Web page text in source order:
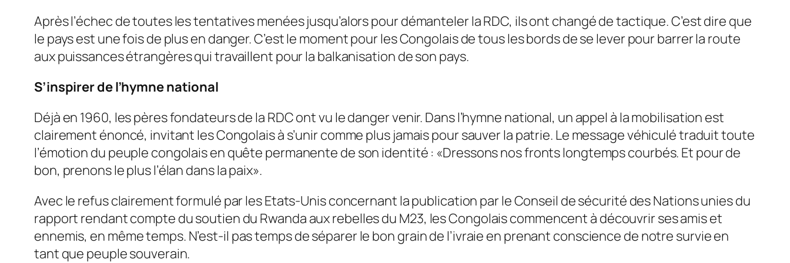
Après l’échec de toutes les tentatives menées jusqu’alors pour démanteler la RDC, ils ont changé de tactique. C’est dire que
le pays est une fois de plus en danger. C’est le moment pour les Congolais de tous les bords de se lever pour barrer la route
aux puissances étrangères qui travaillent pour la balkanisation de son pays.
S’inspirer de l’hymne national
Déjà en 1960, les pères fondateurs de la RDC ont vu le danger venir. Dans l’hymne national, un appel à la mobilisation est
clairement énoncé, invitant les Congolais à s’unir comme plus jamais pour sauver la patrie. Le message véhiculé traduit toute
l’émotion du peuple congolais en quête permanente de son identité : «Dressons nos fronts longtemps courbés. Et pour de
bon, prenons le plus l’élan dans la paix».
Avec le refus clairement formulé par les Etats-Unis concernant la publication par le Conseil de sécurité des Nations unies du
rapport rendant compte du soutien du Rwanda aux rebelles du M23, les Congolais commencent à découvrir ses amis et
ennemis, en même temps. N’est-il pas temps de séparer le bon grain de l’ivraie en prenant conscience de notre survie en
tant que peuple souverain.